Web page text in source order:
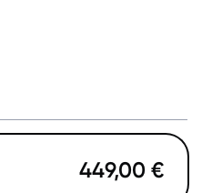
449,00 €